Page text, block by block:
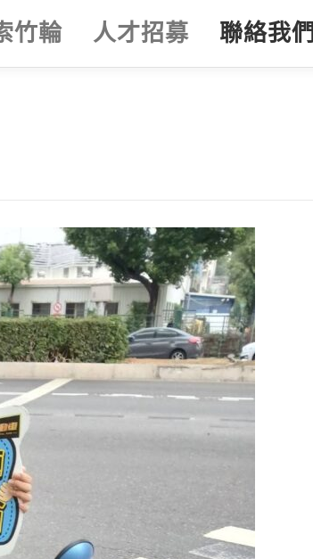
竹輪 人才招募 聯絡我們